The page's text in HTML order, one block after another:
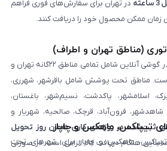
در تهران برای سفارش‌های فوری فراهم
زمان ممکن محصول خود را دریافت کنند.
(مناطق تهران و اطراف)
ارسال از طریق پیک موتوری در گوشی آنلاین شامل تمامی مناطق ۲۲گانه تهران و
مناطق تحت پوشش شامل باقرشهر، شهرری،
اسلامشهر، پاکدشت، نسیم‌شهر، باغستان،
شاهدشهر، فرون‌آباد، قرچک، صالحیه، شهریار و
ثبت‌شده در روزهای کاری همان روز تحویل
هنگام دریافت کالا الزامی است. در صورتی
تیپاکس، ماهکس و چاپار
ماهکس و چاپار برای شهرهای تحت